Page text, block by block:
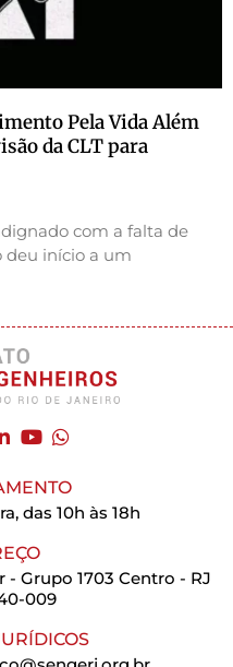
Pela Vida Além
da CLT para
com a falta de
deu início a um
das 10h às 18h
- Grupo 1703 Centro - RJ
009